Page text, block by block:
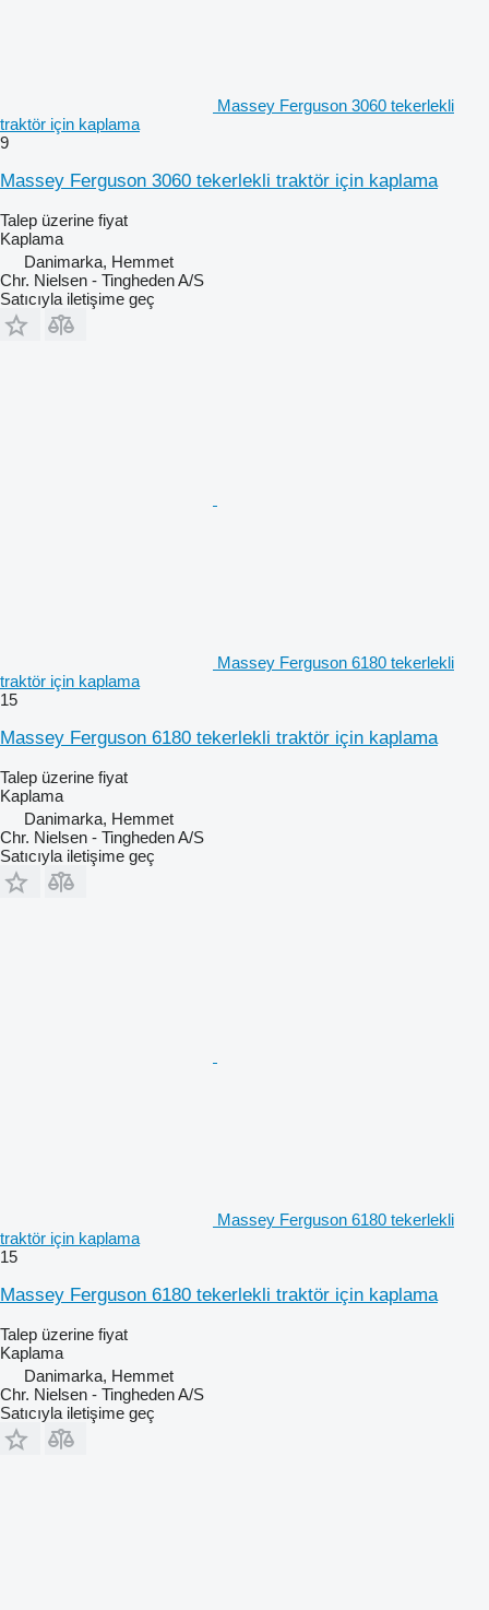
Massey Ferguson 3060 tekerlekli
traktör için kaplama
9
Massey Ferguson 3060 tekerlekli traktör için kaplama
Talep üzerine fiyat
Kaplama
Danimarka, Hemmet
Chr. Nielsen - Tingheden A/S
Satıcıyla iletişime geç
Massey Ferguson 6180 tekerlekli
traktör için kaplama
15
Massey Ferguson 6180 tekerlekli traktör için kaplama
Talep üzerine fiyat
Kaplama
Danimarka, Hemmet
Chr. Nielsen - Tingheden A/S
Satıcıyla iletişime geç
Massey Ferguson 6180 tekerlekli
traktör için kaplama
15
Massey Ferguson 6180 tekerlekli traktör için kaplama
Talep üzerine fiyat
Kaplama
Danimarka, Hemmet
Chr. Nielsen - Tingheden A/S
Satıcıyla iletişime geç